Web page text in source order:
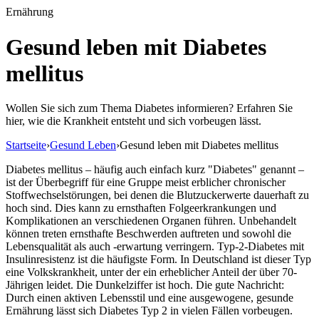
Ernährung
Gesund leben mit Diabetes
mellitus
Wollen Sie sich zum Thema Diabetes informieren? Erfahren Sie
hier, wie die Krankheit entsteht und sich vorbeugen lässt.
Startseite›Gesund Leben›Gesund leben mit Diabetes mellitus
Diabetes mellitus – häufig auch einfach kurz "Diabetes" genannt –
ist der Überbegriff für eine Gruppe meist erblicher chronischer
Stoffwechselstörungen, bei denen die Blutzuckerwerte dauerhaft zu
hoch sind. Dies kann zu ernsthaften Folgeerkrankungen und
Komplikationen an verschiedenen Organen führen. Unbehandelt
können treten ernsthafte Beschwerden auftreten und sowohl die
Lebensqualität als auch -erwartung verringern. Typ-2-Diabetes mit
Insulinresistenz ist die häufigste Form. In Deutschland ist dieser Typ
eine Volkskrankheit, unter der ein erheblicher Anteil der über 70-
Jährigen leidet. Die Dunkelziffer ist hoch. Die gute Nachricht:
Durch einen aktiven Lebensstil und eine ausgewogene, gesunde
Ernährung lässt sich Diabetes Typ 2 in vielen Fällen vorbeugen.